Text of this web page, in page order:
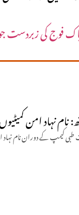
فوج کی زبردست
نہاد امن
طبی کیمپ کے دوران نام